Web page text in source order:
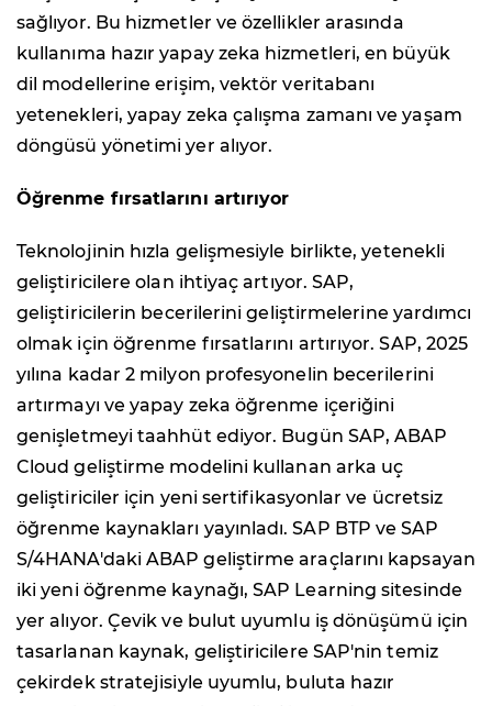
sağlıyor. Bu hizmetler ve özellikler arasında
kullanıma hazır yapay zeka hizmetleri, en büyük
dil modellerine erişim, vektör veritabanı
yetenekleri, yapay zeka çalışma zamanı ve yaşam
döngüsü yönetimi yer alıyor.
Öğrenme fırsatlarını artırıyor
Teknolojinin hızla gelişmesiyle birlikte, yetenekli
geliştiricilere olan ihtiyaç artıyor. SAP,
geliştiricilerin becerilerini geliştirmelerine yardımcı
olmak için öğrenme fırsatlarını artırıyor. SAP, 2025
yılına kadar 2 milyon profesyonelin becerilerini
artırmayı ve yapay zeka öğrenme içeriğini
genişletmeyi taahhüt ediyor. Bugün SAP, ABAP
Cloud geliştirme modelini kullanan arka uç
geliştiriciler için yeni sertifikasyonlar ve ücretsiz
öğrenme kaynakları yayınladı. SAP BTP ve SAP
S/4HANA'daki ABAP geliştirme araçlarını kapsayan
iki yeni öğrenme kaynağı, SAP Learning sitesinde
yer alıyor. Çevik ve bulut uyumlu iş dönüşümü için
tasarlanan kaynak, geliştiricilere SAP'nin temiz
çekirdek stratejisiyle uyumlu, buluta hazır